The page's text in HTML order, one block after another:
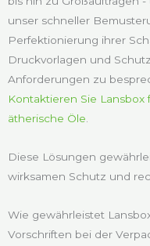
unser schneller
Perfektionierung ihrer
Druckvorlagen und
Anforderungen zu
Kontaktieren Sie
ätherische Öle
Diese Lösungen
wirksamen Schutz und
Wie gewährleistet
Vorschriften bei der